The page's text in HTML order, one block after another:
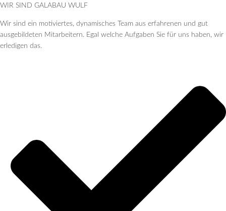
WIR SIND GALABAU WULF
Wir sind ein motiviertes, dynamisches Team aus erfahrenen und gut
ausgebildeten Mitarbeitern. Egal welche Aufgaben Sie für uns haben, wir
erledigen das.